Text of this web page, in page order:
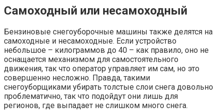
Самоходный или несамоходный
Бензиновые снегоуборочные машины также делятся на
самоходные и несамоходные. Если устройство
небольшое – килограммов до 40 – как правило, оно не
оснащается механизмом для самостоятельного
движения, так что оператор управляет им сам, но это
совершенно несложно. Правда, такими
снегоуборщиками убирать толстые слои снега довольно
проблематично, так что подойдут они лишь для
регионов, где выпадает не слишком много снега.